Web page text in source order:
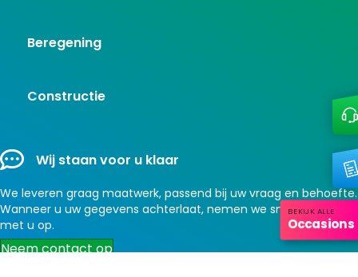
BEKIJK ALLE
Occasions
Beregening
Constructie
Wij staan voor u klaar
We leveren graag maatwerk, passend bij uw vraag en behoefte.
Wanneer u uw gegevens achterlaat, nemen we snel contact
met u op.
Neem contact op